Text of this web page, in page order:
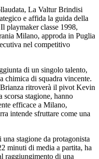
La Valtur Brindisi
e affida la guida della
playmaker classe 1998,
Milano, approda in Puglia
nel competitivo
di un singolo talento,
chimica di squadra vincente.
ritroverà il pivot Kevin
scorsa stagione, hanno
efficace a Milano,
intende sfruttare come una
stagione da protagonista
minuti di media a partita, ha
raggiungimento di una